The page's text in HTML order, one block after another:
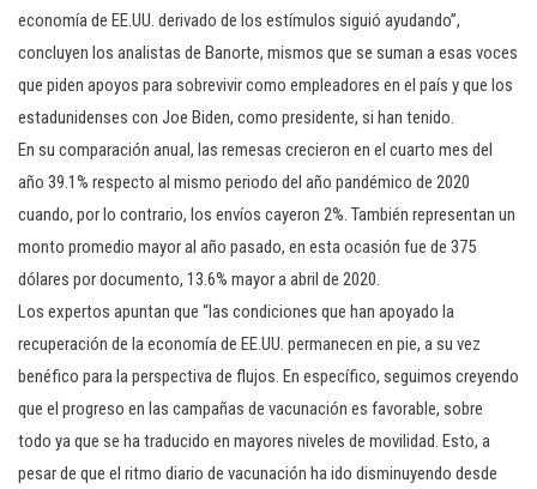
economía de EE.UU. derivado de los estímulos siguió ayudando”,
concluyen los analistas de Banorte, mismos que se suman a esas voces
que piden apoyos para sobrevivir como empleadores en el país y que los
estadunidenses con Joe Biden, como presidente, si han tenido.
En su comparación anual, las remesas crecieron en el cuarto mes del
año 39.1% respecto al mismo periodo del año pandémico de 2020
cuando, por lo contrario, los envíos cayeron 2%. También representan un
monto promedio mayor al año pasado, en esta ocasión fue de 375
dólares por documento, 13.6% mayor a abril de 2020.
Los expertos apuntan que “las condiciones que han apoyado la
recuperación de la economía de EE.UU. permanecen en pie, a su vez
benéfico para la perspectiva de flujos. En específico, seguimos creyendo
que el progreso en las campañas de vacunación es favorable, sobre
todo ya que se ha traducido en mayores niveles de movilidad. Esto, a
pesar de que el ritmo diario de vacunación ha ido disminuyendo desde